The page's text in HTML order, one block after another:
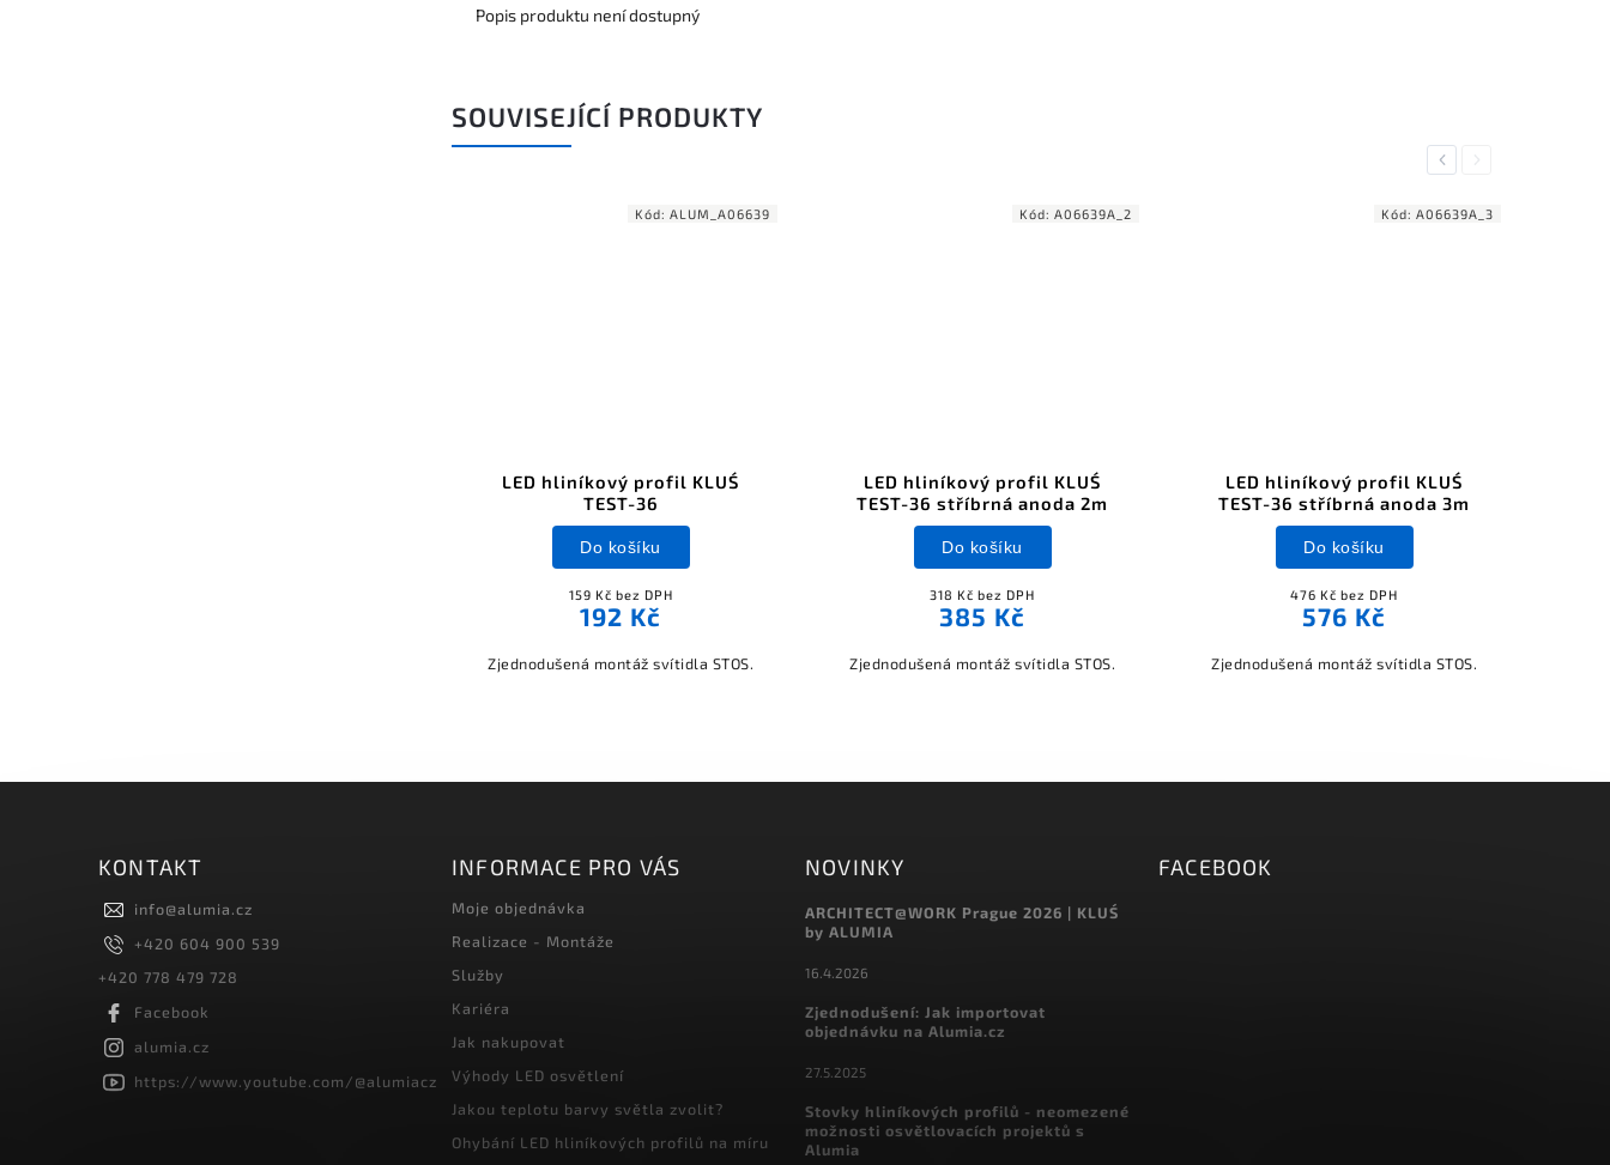
Popis produktu není dostupný
SOUVISEJÍCÍ PRODUKTY
Previous
LED hliníkový profil KLUŚ
TEST-36
159 Kč bez DPH
192 Kč
Do košíku
Zjednodušená montáž svítidla STOS.
Kód: ALUM_A06639
LED hliníkový profil KLUŚ
TEST-36 stříbrná anoda 2m
318 Kč bez DPH
385 Kč
Do košíku
Zjednodušená montáž svítidla STOS.
Kód: A06639A_2
LED hliníkový profil KLUŚ
TEST-36 stříbrná anoda 3m
476 Kč bez DPH
576 Kč
Do košíku
Zjednodušená montáž svítidla STOS.
Kód: A06639A_3
Next
KONTAKT
info@alumia.cz
+420 604 900 539
+420 778 479 728
Facebook
alumia.cz
https://www.youtube.com/@alumiacz
INFORMACE PRO VÁS
Moje objednávka
Realizace - Montáže
Služby
Kariéra
Jak nakupovat
Výhody LED osvětlení
Jakou teplotu barvy světla zvolit?
Ohybání LED hliníkových profilů na míru
NOVINKY
ARCHITECT@WORK Prague 2026 | KLUŚ
by ALUMIA
16.4.2026
Zjednodušení: Jak importovat
objednávku na Alumia.cz
27.5.2025
Stovky hliníkových profilů - neomezené
možnosti osvětlovacích projektů s
Alumia
FACEBOOK